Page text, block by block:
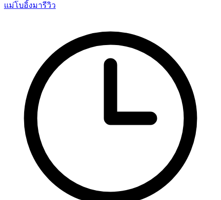
แม่โบอิ้งมารีวิว